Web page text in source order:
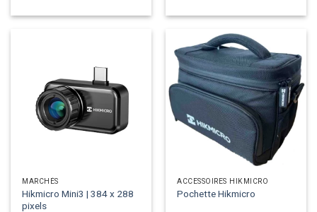
MARCHÉS
Hikmicro Mini3 | 384 x 288
pixels
ACCESSOIRES HIKMICRO
Pochette Hikmicro